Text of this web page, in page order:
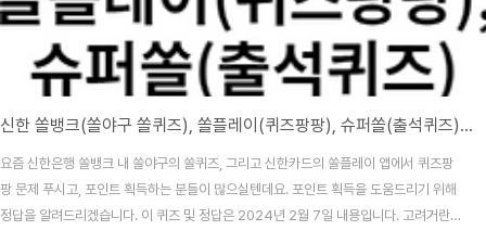
신한 쏠뱅크(쏠야구 쏠퀴즈), 쏠플레이(퀴즈팡팡), 슈퍼쏠(출석퀴즈) 정답 2월 7일
요즘 신한은행 쏠뱅크 내 쏠야구의 쏠퀴즈, 그리고 신한카드의 쏠플레이 앱에서 퀴즈팡
팡 문제 푸시고, 포인트 획득하는 분들이 많으실텐데요. 포인트 획득을 도움드리기 위해
정답을 알려드리겠습니다. 이 퀴즈 및 정답은 2024년 2월 7일 내용입니다. 고려거란